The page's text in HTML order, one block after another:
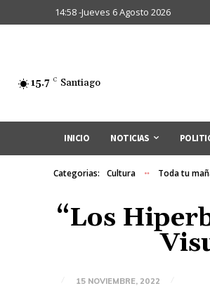
14:58 -Jueves 6 Agosto 2026
15.7 C Santiago
INICIO NOTICIAS
Categorias: Cultura Toda tu
“Los
15 NOVIEMBRE, 2022